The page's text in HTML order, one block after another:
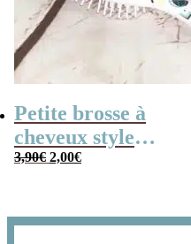
Petite brosse à
cheveux style
années 80
3,90€ Le
prix
2,00€Le
prix